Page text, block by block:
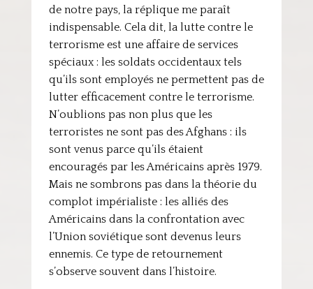
de notre pays, la réplique me paraît
indispensable. Cela dit, la lutte contre le
terrorisme est une affaire de services
spéciaux : les soldats occidentaux tels
qu’ils sont employés ne permettent pas de
lutter efficacement contre le terrorisme.
N’oublions pas non plus que les
terroristes ne sont pas des Afghans : ils
sont venus parce qu’ils étaient
encouragés par les Américains après 1979.
Mais ne sombrons pas dans la théorie du
complot impérialiste : les alliés des
Américains dans la confrontation avec
l’Union soviétique sont devenus leurs
ennemis. Ce type de retournement
s’observe souvent dans l’histoire.